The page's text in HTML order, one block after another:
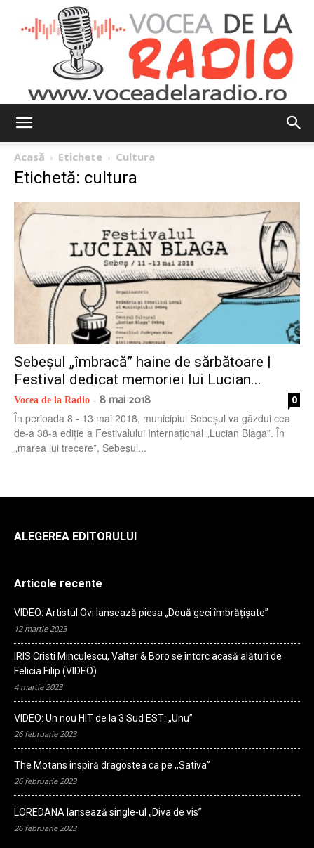
la
radio
Acasă Etichete Cultura
Etichetă: cultura
Sebeșul „îmbracă” haine de sărbătoare |
Festival dedicat memoriei lui Lucian...
Vocea de la Radio - 8 mai 2018 0
În perioada 8 - 13 mai 2018, municipiul Sebeşul va găzdui cea
de-a 38-a ediţie a Festivalului Internaţional „Lucian Blaga”. În
„marea lui trecere”, Sebeşul...
ALEGEREA EDITORULUI
Articole recente
VIDEO: Artistul Ovi lansează piesa „Două geci îmbrățișate”
12 martie 2023
IRIS Cristi Minculescu, Valter & Boro se întorc acasă alături de
Felicia Filip (VIDEO)
4 martie 2023
VIDEO: Un nou HIT de la 3 Sud EST: „Unu”
26 februarie 2023
The Motans inspiră dragostea ca pe ,,Sativa”
26 februarie 2023
LOREDANA lansează single-ul „Diva de vis”
26 februarie 2023